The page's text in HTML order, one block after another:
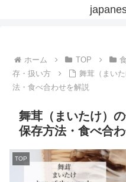
ホーム TOP
存・扱い方
舞茸（まい
法・食べ合わせを解説
舞茸（まいたけ）
保存方法・食べ合
TOP